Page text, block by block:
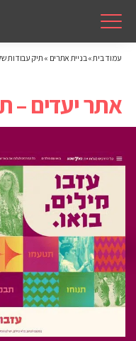
עמוד בית»בניית אתרים »תיק עבודות
אתר יעדים –